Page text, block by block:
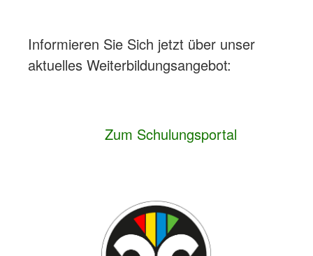
Informieren Sie Sich jetzt über unser
aktuelles Weiterbildungsangebot:
Zum Schulungsportal